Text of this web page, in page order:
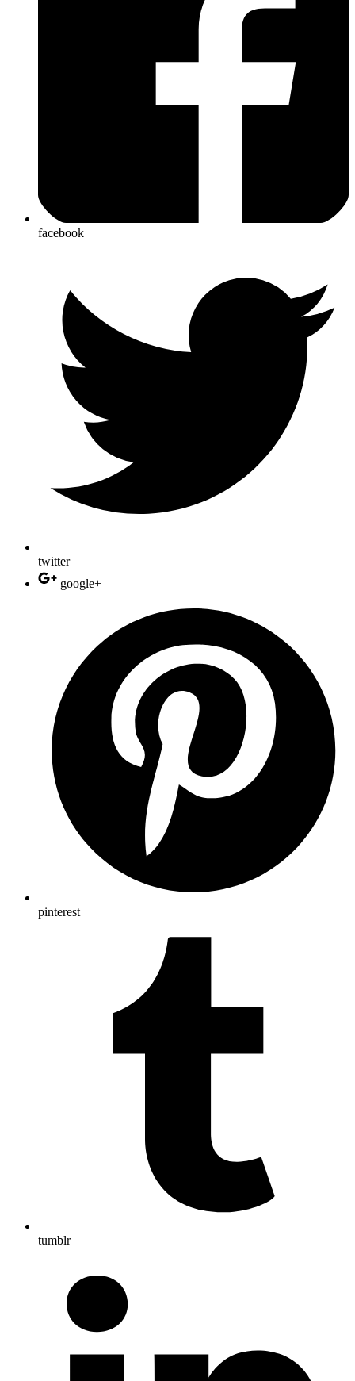
facebook
twitter
google+
pinterest
tumblr